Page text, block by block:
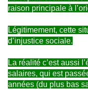
raison principale à
Légitimement, cette
d’injustice sociale.
La réalité c’est aussi
salaires, qui est
années (du plus bas